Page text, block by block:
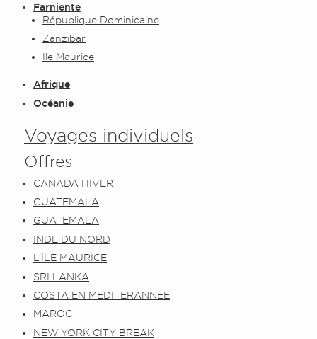
Farniente
République Dominicaine
Zanzibar
Ile Maurice
Afrique
Océanie
Voyages individuels
Offres
CANADA HIVER
GUATEMALA
GUATEMALA
INDE DU NORD
L’ÎLE MAURICE
SRI LANKA
COSTA EN MEDITERANNEE
MAROC
NEW YORK CITY BREAK